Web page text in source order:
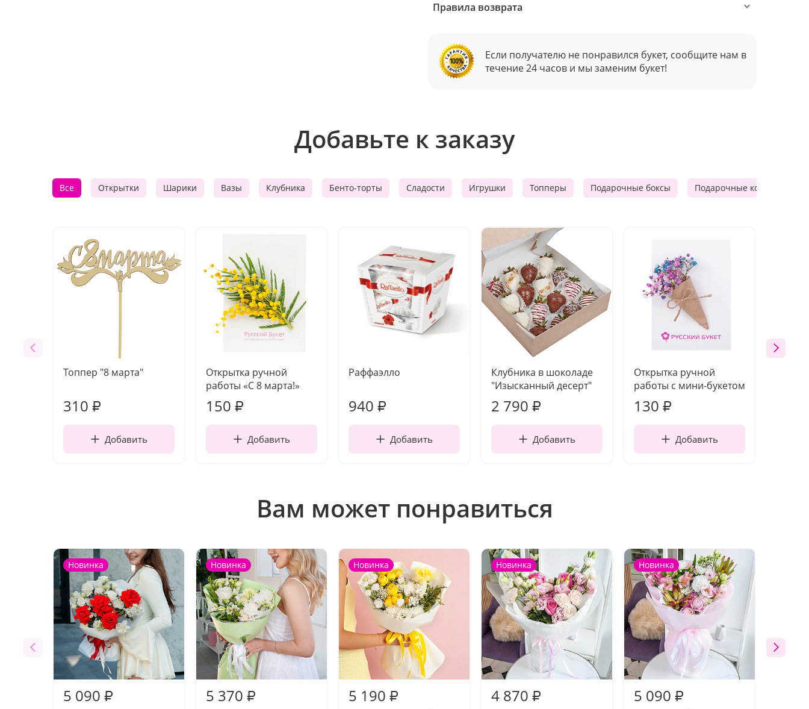
Правила возврата
Если получателю не понравился букет, сообщите нам в
течение 24 часов и мы заменим букет!
Добавьте к заказу
Все Открытки Шарики Вазы Клубника Бенто-торты Сладости Игрушки Топперы Подарочные боксы Подарочные корзины
Топпер "8 марта"
310 ₽
Добавить
Открытка ручной
работы «С 8 марта!»
150 ₽
Добавить
Раффаэлло
940 ₽
Добавить
Клубника в шоколаде
"Изысканный десерт"
2 790 ₽
Добавить
Открытка ручной
работы с мини-букетом
130 ₽
Добавить
Вам может понравиться
Новинка
5 090 ₽
Новинка
5 370 ₽
Новинка
5 190 ₽
Новинка
4 870 ₽
Новинка
5 090 ₽